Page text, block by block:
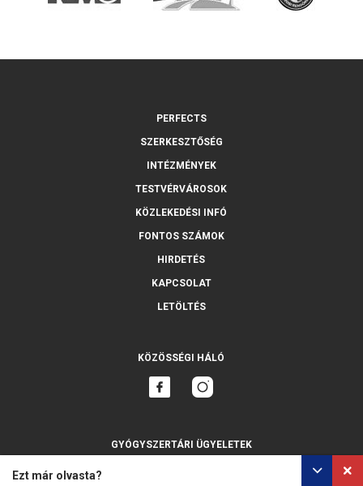
Ezt már olvasta?
PERFECTS
SZERKESZTŐSÉG
INTÉZMÉNYEK
TESTVÉRVÁROSOK
KÖZLEKEDÉSI INFÓ
FONTOS SZÁMOK
HIRDETÉS
KAPCSOLAT
LETÖLTÉS
KÖZÖSSÉGI HÁLÓ
GYÓGYSZERTÁRI ÜGYELETEK